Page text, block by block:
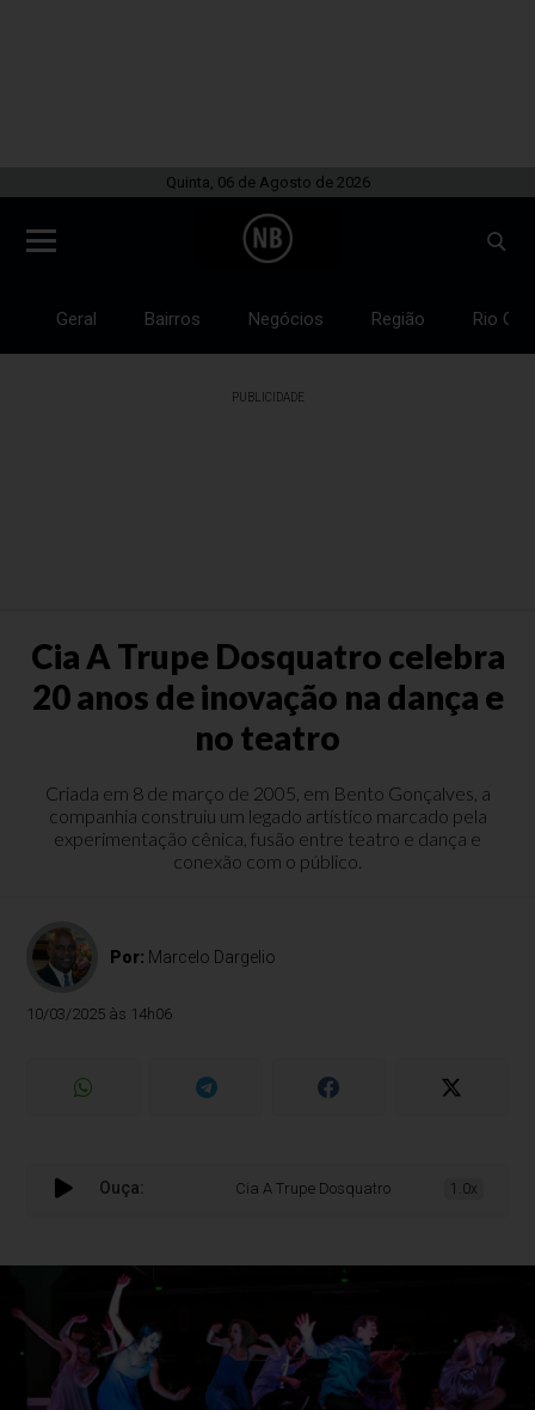
Quinta, 06 de Agosto de 2026
Geral Bairros Negócios Região Rio
PUBLICIDADE
Cia A Trupe Dosquatro celebra
20 anos de inovação na dança e
no teatro
Criada em 8 de março de 2005, em Bento Gonçalves, a
companhia construiu um legado artístico marcado pela
experimentação cênica, fusão entre teatro e dança e
conexão com o público.
Por: Marcelo Dargelio
10/03/2025 às 14h06
Ouça: Cia A Trupe Dosquatro celebra 20 anos de
1.0x